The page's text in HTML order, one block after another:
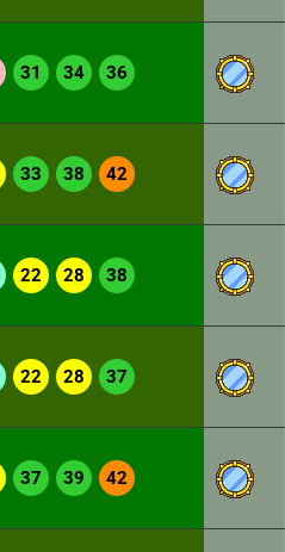
31 34 36
33 38 42
22 28 38
22 28 37
37 39 42